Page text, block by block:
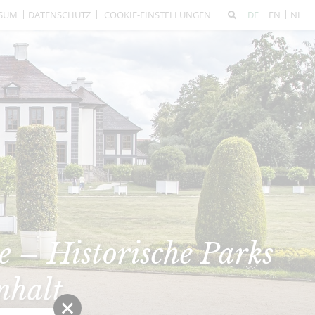
DATENSCHUTZ COOKIE-EINSTELLUNGEN DE EN NL
– Historische Parks